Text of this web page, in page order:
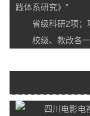
践体系研究》”
省级科研2项；
校级、教改各